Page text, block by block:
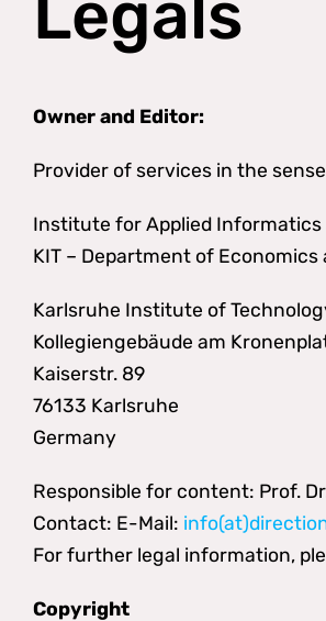
Owner and Editor:
Provider of services in the
Institute for Applied Informatics
KIT – Department of
Karlsruhe Institute of
Kollegiengebäude am
Kaiserstr. 89
76133 Karlsruhe
Germany
Responsible for content: Prof.
Contact: E-Mail:
For further legal information,
Copyright